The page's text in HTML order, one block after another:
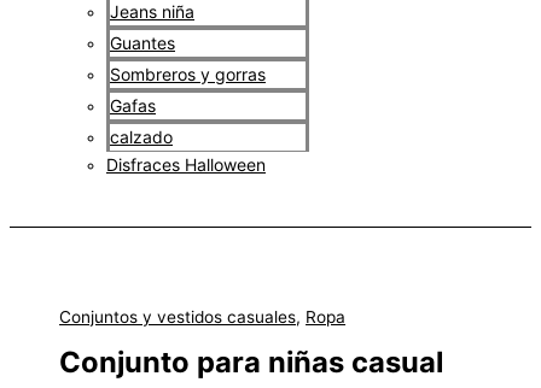
Jeans niña
Guantes
Sombreros y gorras
Gafas
calzado
Disfraces Halloween
Conjuntos y vestidos casuales, Ropa
Conjunto para niñas casual